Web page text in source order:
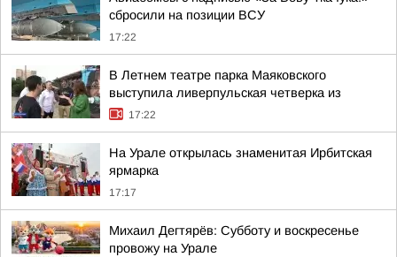
сбросили на позиции ВСУ
17:22
В Летнем театре парка Маяковского
выступила ливерпульская четверка из
17:22
На Урале открылась знаменитая Ирбитская
ярмарка
17:17
Михаил Дегтярёв: Субботу и воскресенье
провожу на Урале